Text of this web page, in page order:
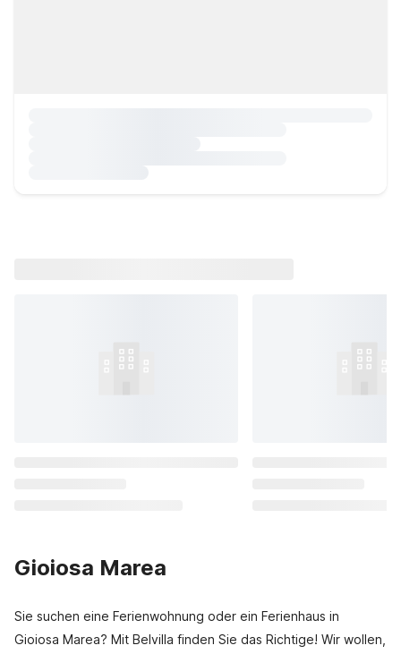
Gioiosa Marea
Sie suchen eine Ferienwohnung oder ein Ferienhaus in
Gioiosa Marea? Mit Belvilla finden Sie das Richtige! Wir wollen,